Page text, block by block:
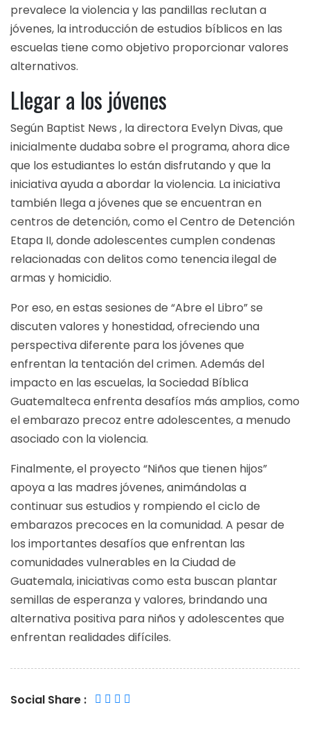
prevalece la violencia y las pandillas reclutan a
jóvenes, la introducción de estudios bíblicos en las
escuelas tiene como objetivo proporcionar valores
alternativos.
Llegar a los jóvenes
Según Baptist News , la directora Evelyn Divas, que
inicialmente dudaba sobre el programa, ahora dice
que los estudiantes lo están disfrutando y que la
iniciativa ayuda a abordar la violencia. La iniciativa
también llega a jóvenes que se encuentran en
centros de detención, como el Centro de Detención
Etapa II, donde adolescentes cumplen condenas
relacionadas con delitos como tenencia ilegal de
armas y homicidio.
Por eso, en estas sesiones de “Abre el Libro” se
discuten valores y honestidad, ofreciendo una
perspectiva diferente para los jóvenes que
enfrentan la tentación del crimen. Además del
impacto en las escuelas, la Sociedad Bíblica
Guatemalteca enfrenta desafíos más amplios, como
el embarazo precoz entre adolescentes, a menudo
asociado con la violencia.
Finalmente, el proyecto “Niños que tienen hijos”
apoya a las madres jóvenes, animándolas a
continuar sus estudios y rompiendo el ciclo de
embarazos precoces en la comunidad. A pesar de
los importantes desafíos que enfrentan las
comunidades vulnerables en la Ciudad de
Guatemala, iniciativas como esta buscan plantar
semillas de esperanza y valores, brindando una
alternativa positiva para niños y adolescentes que
enfrentan realidades difíciles.
Social Share :